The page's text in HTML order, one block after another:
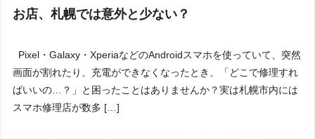
お店、札幌では意外と少ない？
Pixel・Galaxy・XperiaなどのAndroidスマホを使っていて、突然
画面が割れたり、充電ができなくなったとき、「どこで修理すれ
ばいいの…？」と困ったことはありませんか？実は札幌市内には
スマホ修理店が数多 […]